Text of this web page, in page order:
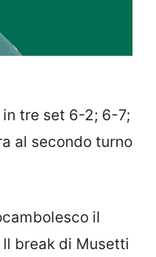
in tre set 6-2; 6-7;
al secondo turno
il
break di Musetti